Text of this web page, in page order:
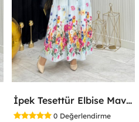
İpek Tesettür Elbise Mavi Mavi
0 Değerlendirme